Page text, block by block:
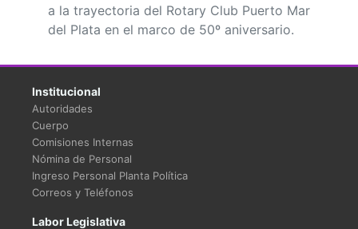
a la trayectoria del Rotary Club Puerto Mar
del Plata en el marco de 50º aniversario.
Institucional
Autoridades
Cuerpo
Comisiones Internas
Nómina de Personal
Ingreso Personal Planta Política
Correos y Teléfonos
Labor Legislativa